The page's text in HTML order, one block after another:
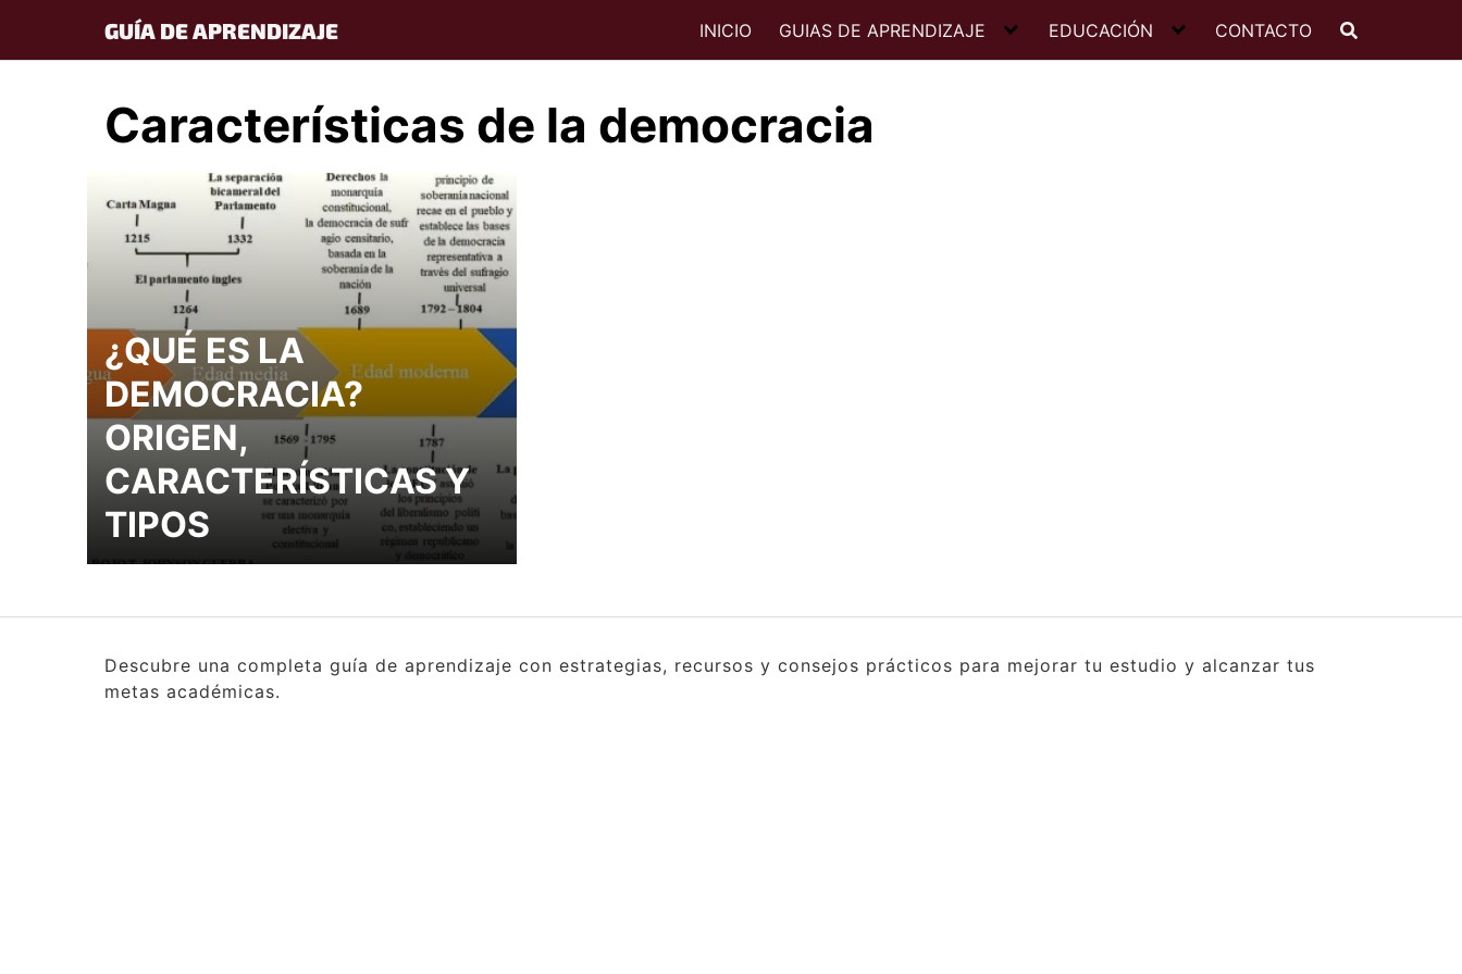
content
GUÍA DE APRENDIZAJE INICIO GUIAS DE APRENDIZAJE EDUCACIÓN CONTACTO
Características de la democracia
¿QUÉ ES LA
DEMOCRACIA?
ORIGEN,
CARACTERÍSTICAS Y
TIPOS
Descubre una completa guía de aprendizaje con estrategias, recursos y consejos prácticos para mejorar tu estudio y alcanzar tus
metas académicas.